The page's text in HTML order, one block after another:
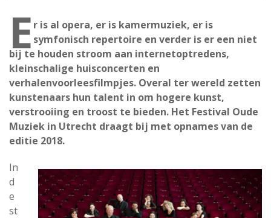
E r is al opera, er is kamermuziek, er is
symfonisch repertoire en verder is er een niet
bij te houden stroom aan internetoptredens,
kleinschalige huisconcerten en
verhalenvoorleesfilmpjes. Overal ter wereld zetten
kunstenaars hun talent in om hogere kunst,
verstrooiing en troost te bieden. Het Festival Oude
Muziek in Utrecht draagt bij met opnames van de
editie 2018.
In
d
e
st